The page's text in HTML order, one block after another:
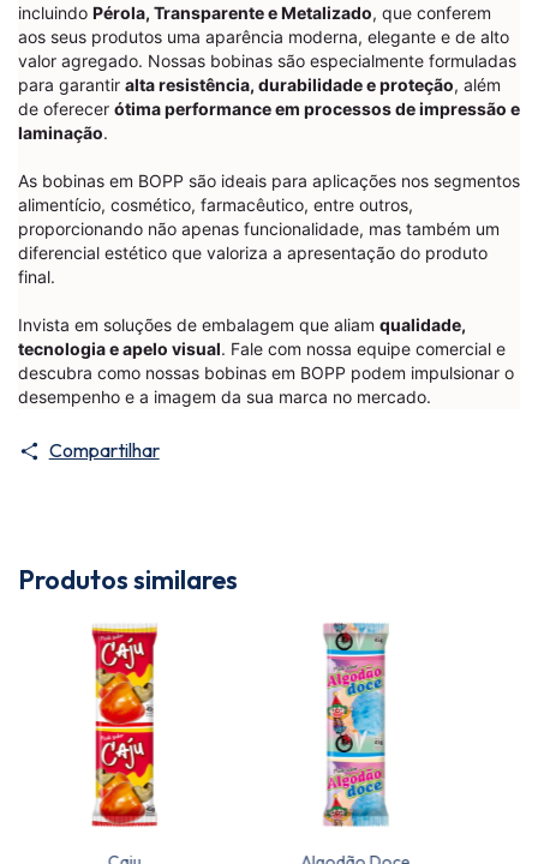
incluindo Pérola, Transparente e Metalizado, que conferem
aos seus produtos uma aparência moderna, elegante e de alto
valor agregado. Nossas bobinas são especialmente formuladas
para garantir alta resistência, durabilidade e proteção, além
de oferecer ótima performance em processos de impressão e
laminação.
As bobinas em BOPP são ideais para aplicações nos segmentos
alimentício, cosmético, farmacêutico, entre outros,
proporcionando não apenas funcionalidade, mas também um
diferencial estético que valoriza a apresentação do produto
final.
Invista em soluções de embalagem que aliam qualidade,
tecnologia e apelo visual. Fale com nossa equipe comercial e
descubra como nossas bobinas em BOPP podem impulsionar o
desempenho e a imagem da sua marca no mercado.
Compartilhar
Produtos similares